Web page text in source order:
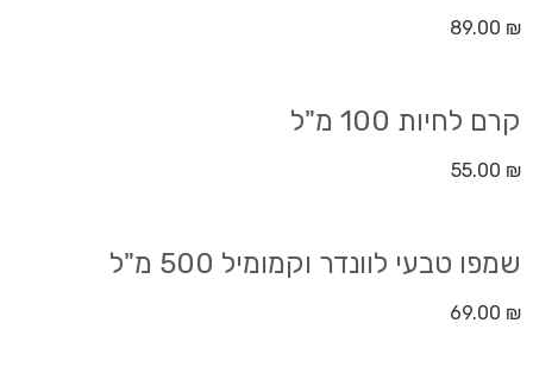
89.00 ₪
קרם לחיות 100 מ"ל
55.00 ₪
שמפו טבעי לוונדר וקמומיל 500 מ"ל
69.00 ₪